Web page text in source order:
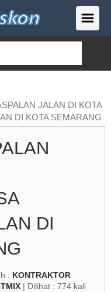
JALAN DI KOTA
DI KOTA SEMARANG
DI
: KONTRAKTOR
| Dilihat : 774 kali